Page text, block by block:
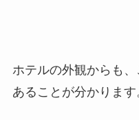
ホテルの外観からも
あることが分かります